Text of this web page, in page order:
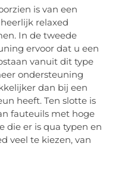
is van een
relaxed
In de tweede
ervoor dat u een
vanuit dit type
ondersteuning
dan bij een
heeft. Ten slotte is
fauteuils met hoge
die er is qua typen en
veel te kiezen, van